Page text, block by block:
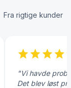
Fra rigtige kunder
starstarstarstar
"Vi havde
Det blev løst